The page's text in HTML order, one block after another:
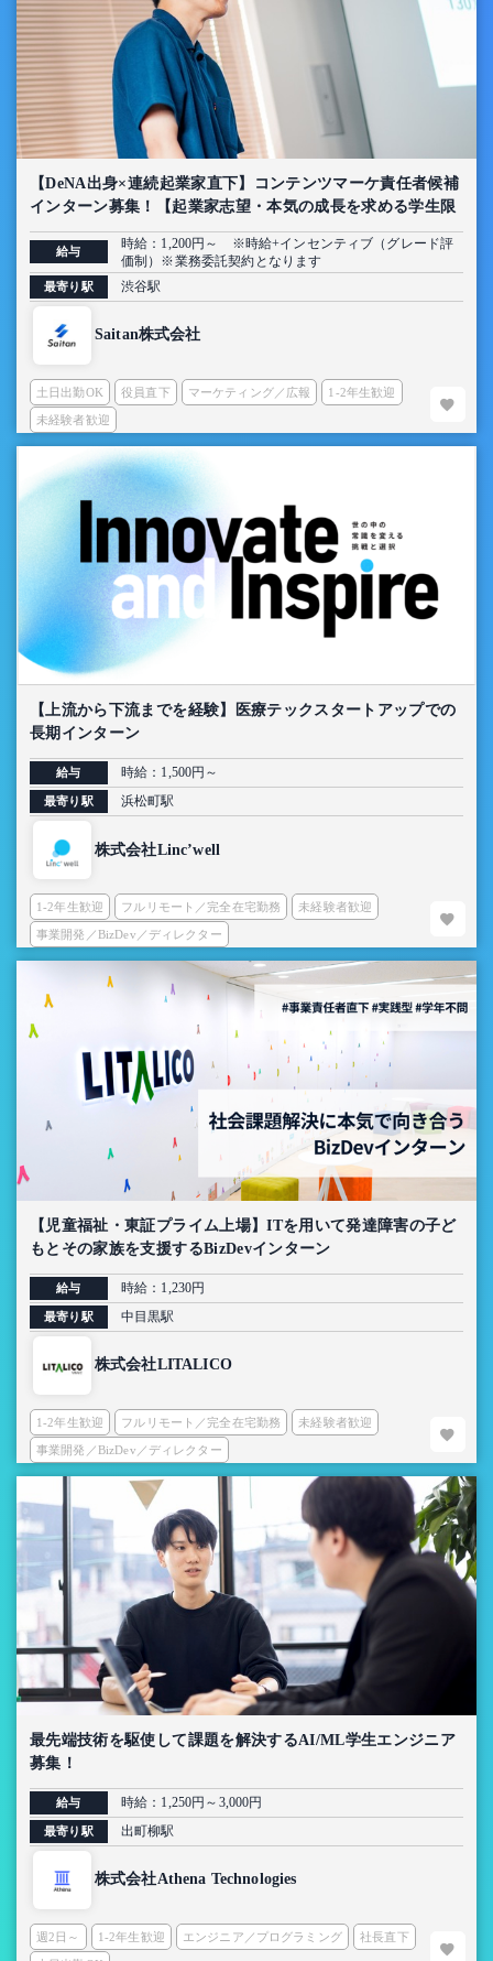
【DeNA出身×連続起業家直下】コンテンツマーケ責任者候補
インターン募集！【起業家志望・本気の成長を求める学生限
定】
給与
時給：1,200円～ ※時給+インセンティブ（グレード評
価制）※業務委託契約となります
最寄り駅 渋谷駅
Saitan株式会社
土日出勤OK 役員直下 マーケティング／広報 1-2年生歓迎
未経験者歓迎
【上流から下流までを経験】医療テックスタートアップでの
長期インターン
給与 時給：1,500円～
最寄り駅 浜松町駅
株式会社Linc’well
1-2年生歓迎 フルリモート／完全在宅勤務 未経験者歓迎
事業開発／BizDev／ディレクター
【児童福祉・東証プライム上場】ITを用いて発達障害の子ど
もとその家族を支援するBizDevインターン
給与 時給：1,230円
最寄り駅 中目黒駅
株式会社LITALICO
1-2年生歓迎 フルリモート／完全在宅勤務 未経験者歓迎
事業開発／BizDev／ディレクター
最先端技術を駆使して課題を解決するAI/ML学生エンジニア
募集！
給与 時給：1,250円～3,000円
最寄り駅 出町柳駅
株式会社Athena Technologies
週2日～ 1-2年生歓迎 エンジニア／プログラミング 社長直下